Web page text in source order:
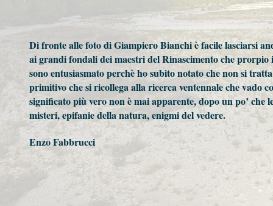
Di fronte alle foto di Giampiero Bianchi è facile lasciarsi
ai grandi fondali dei maestri del Rinascimento che
sono entusiasmato perchè ho subito notato che non si
primitivo che si ricollega alla ricerca ventennale che vado
significato più vero non è mai apparente, dopo un po’
misteri, epifanie della natura, enigmi del vedere.
Enzo Fabbrucci